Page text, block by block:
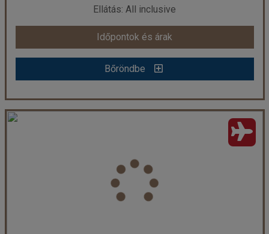
Időpontok és árak
Bőröndbe
Ellátás: All inclusive
Időpontok és árak
Bőröndbe
Panorama Naama Heights Aqua Park Sharm El Sheikh ****
Sharm El Sheikh
Utazás módja:
Repülővel
Ellátás:
All inclusive
Szálláskategória:Hotel ****